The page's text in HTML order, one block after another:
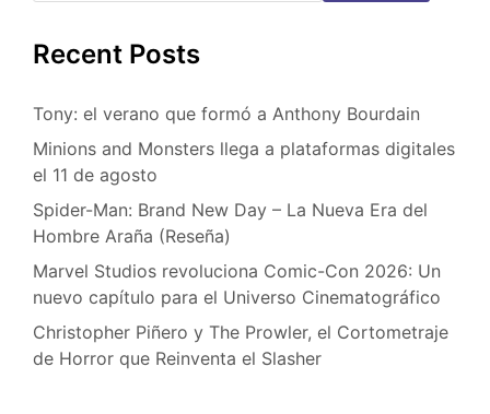
Recent Posts
Tony: el verano que formó a Anthony Bourdain
Minions and Monsters llega a plataformas digitales
el 11 de agosto
Spider-Man: Brand New Day – La Nueva Era del
Hombre Araña (Reseña)
Marvel Studios revoluciona Comic-Con 2026: Un
nuevo capítulo para el Universo Cinematográfico
Christopher Piñero y The Prowler, el Cortometraje
de Horror que Reinventa el Slasher